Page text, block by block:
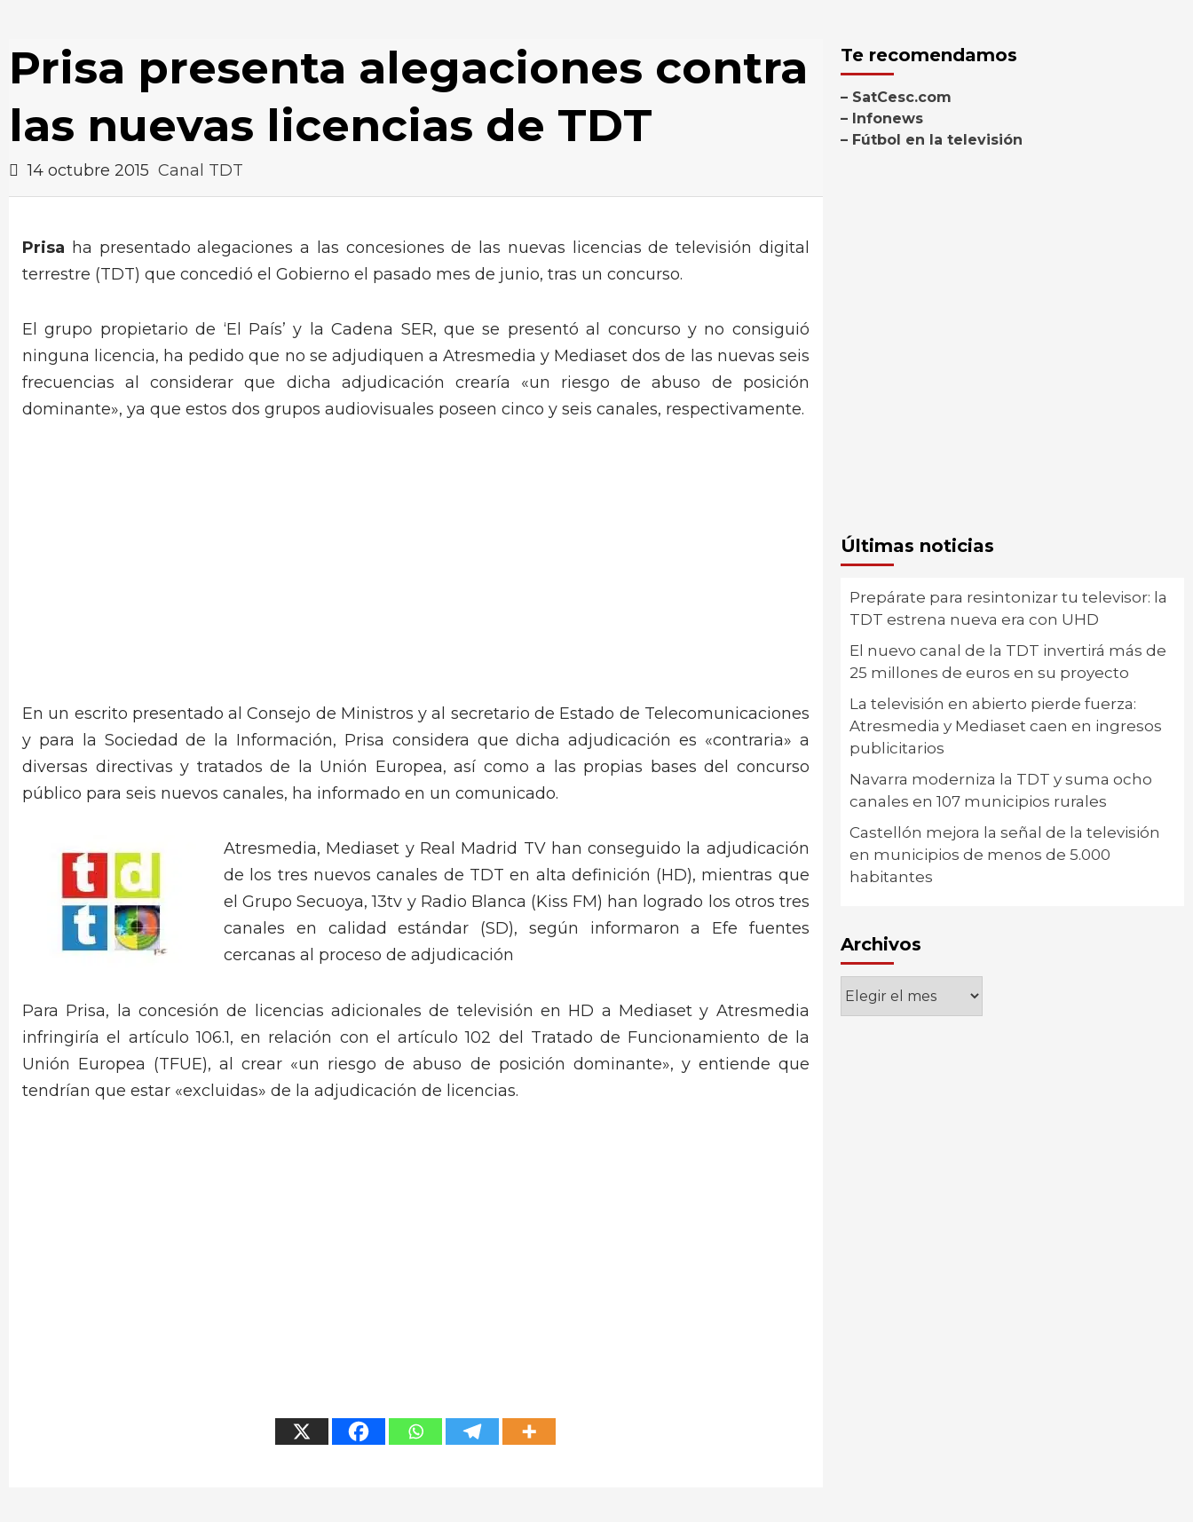
Prisa presenta alegaciones contra
las nuevas licencias de TDT
14 octubre 2015 Canal TDT
Prisa ha presentado alegaciones a las concesiones de las nuevas licencias de televisión digital
terrestre (TDT) que concedió el Gobierno el pasado mes de junio, tras un concurso.
El grupo propietario de ‘El País’ y la Cadena SER, que se presentó al concurso y no consiguió
ninguna licencia, ha pedido que no se adjudiquen a Atresmedia y Mediaset dos de las nuevas seis
frecuencias al considerar que dicha adjudicación crearía «un riesgo de abuso de posición
dominante», ya que estos dos grupos audiovisuales poseen cinco y seis canales, respectivamente.
En un escrito presentado al Consejo de Ministros y al secretario de Estado de Telecomunicaciones
y para la Sociedad de la Información, Prisa considera que dicha adjudicación es «contraria» a
diversas directivas y tratados de la Unión Europea, así como a las propias bases del concurso
público para seis nuevos canales, ha informado en un comunicado.
Atresmedia, Mediaset y Real Madrid TV han conseguido la adjudicación
de los tres nuevos canales de TDT en alta definición (HD), mientras que
el Grupo Secuoya, 13tv y Radio Blanca (Kiss FM) han logrado los otros tres
canales en calidad estándar (SD), según informaron a Efe fuentes
cercanas al proceso de adjudicación
Para Prisa, la concesión de licencias adicionales de televisión en HD a Mediaset y Atresmedia
infringiría el artículo 106.1, en relación con el artículo 102 del Tratado de Funcionamiento de la
Unión Europea (TFUE), al crear «un riesgo de abuso de posición dominante», y entiende que
tendrían que estar «excluidas» de la adjudicación de licencias.
Te recomendamos
– SatCesc.com
– Infonews
– Fútbol en la televisión
Últimas noticias
Prepárate para resintonizar tu televisor: la
TDT estrena nueva era con UHD
El nuevo canal de la TDT invertirá más de
25 millones de euros en su proyecto
La televisión en abierto pierde fuerza:
Atresmedia y Mediaset caen en ingresos
publicitarios
Navarra moderniza la TDT y suma ocho
canales en 107 municipios rurales
Castellón mejora la señal de la televisión
en municipios de menos de 5.000
habitantes
Archivos
Archivos